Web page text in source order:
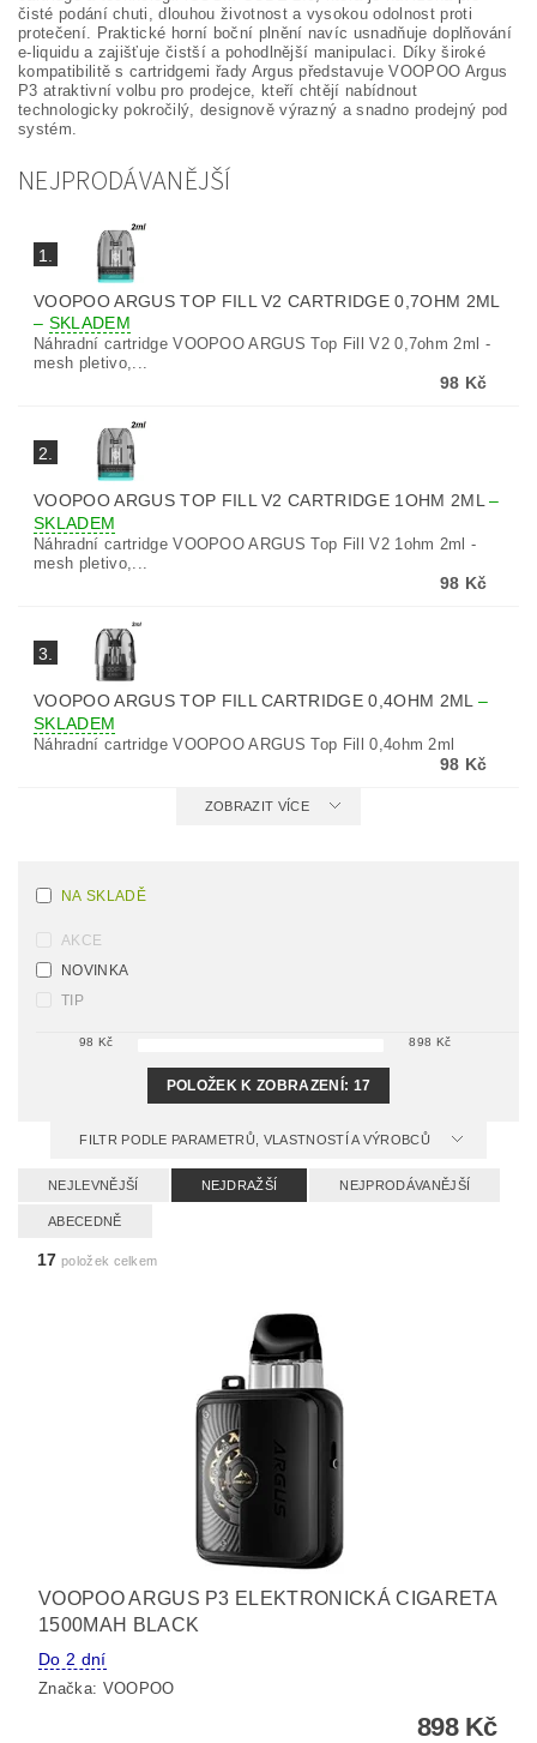
čisté podání chuti, dlouhou životnost a vysokou odolnost proti
protečení. Praktické horní boční plnění navíc usnadňuje doplňování
e-liquidu a zajišťuje čistší a pohodlnější manipulaci. Díky široké
kompatibilitě s cartridgemi řady Argus představuje VOOPOO Argus
P3 atraktivní volbu pro prodejce, kteří chtějí nabídnout
technologicky pokročilý, designově výrazný a snadno prodejný pod
systém.
NEJPRODÁVANĚJŠÍ
1.
VOOPOO ARGUS TOP FILL V2 CARTRIDGE 0,7OHM 2ML
– SKLADEM
Náhradní cartridge VOOPOO ARGUS Top Fill V2 0,7ohm 2ml -
mesh pletivo,...
98 Kč
2.
VOOPOO ARGUS TOP FILL V2 CARTRIDGE 1OHM 2ML–
SKLADEM
Náhradní cartridge VOOPOO ARGUS Top Fill V2 1ohm 2ml -
mesh pletivo,...
98 Kč
3.
VOOPOO ARGUS TOP FILL CARTRIDGE 0,4OHM 2ML –
SKLADEM
Náhradní cartridge VOOPOO ARGUS Top Fill 0,4ohm 2ml
98 Kč
ZOBRAZIT VÍCE
NA SKLADĚ
AKCE
NOVINKA
TIP
98 Kč 898 Kč
POLOŽEK K ZOBRAZENÍ: 17
FILTR PODLE PARAMETRŮ, VLASTNOSTÍ A VÝROBCŮ
NEJLEVNĚJŠÍ NEJDRAŽŠÍ NEJPRODÁVANĚJŠÍ
ABECEDNĚ
17 položek celkem
VOOPOO ARGUS P3 ELEKTRONICKÁ CIGARETA
1500MAH BLACK
Do 2 dní
Značka: VOOPOO
898 Kč